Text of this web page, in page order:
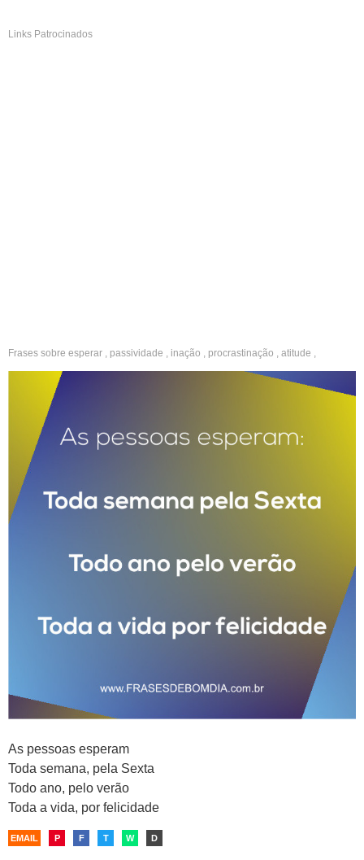
Links Patrocinados
Frases sobre esperar , passividade , inação , procrastinação , atitude ,
As pessoas esperam
Toda semana, pela Sexta
Todo ano, pelo verão
Toda a vida, por felicidade
EMAIL P F T W D